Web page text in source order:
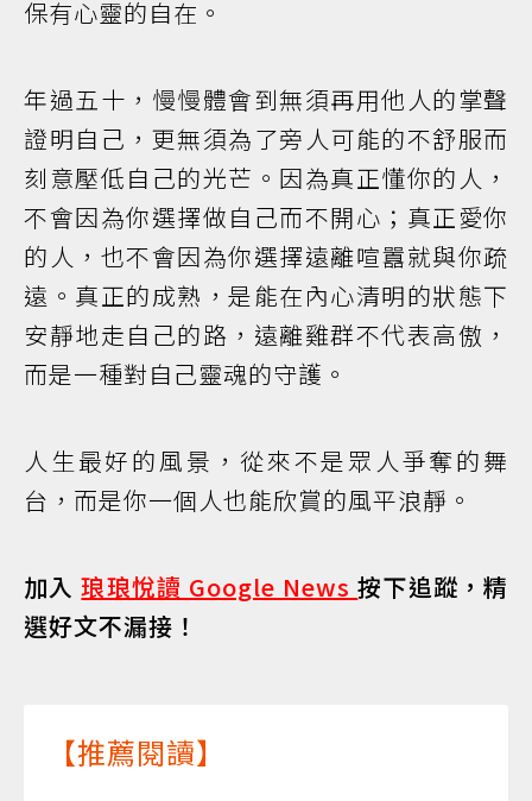
保有心靈的自在。
年過五十，慢慢體會到無須再用他人的掌聲
證明自己，更無須為了旁人可能的不舒服而
刻意壓低自己的光芒。因為真正懂你的人，
不會因為你選擇做自己而不開心；真正愛你
的人，也不會因為你選擇遠離喧囂就與你疏
遠。真正的成熟，是能在內心清明的狀態下
安靜地走自己的路，遠離雞群不代表高傲，
而是一種對自己靈魂的守護。
人生最好的風景，從來不是眾人爭奪的舞
台，而是你一個人也能欣賞的風平浪靜。
加入琅琅悅讀 Google News按下追蹤，精
選好文不漏接！
【推薦閱讀】